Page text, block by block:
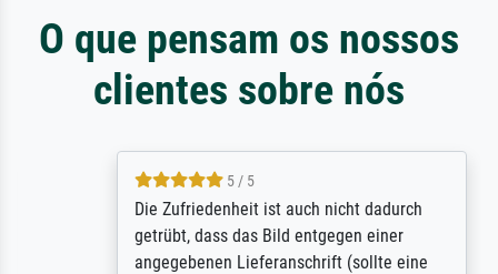
O que pensam os nossos
clientes sobre nós
5 / 5
Die Zufriedenheit ist auch nicht dadurch
getrübt, dass das Bild entgegen einer
angegebenen Lieferanschrift (sollte eine